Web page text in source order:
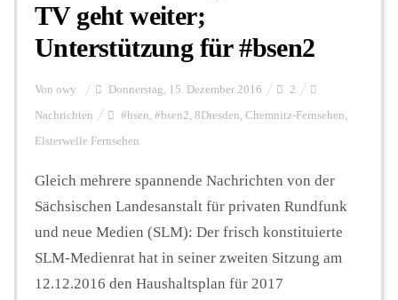
TV geht weiter;
Unterstützung für #bsen2
Von owy Donnerstag, 15. Dezember 2016 2
Nachrichten #bsen, #bsen2, 8Dresden, Chemnitz-Fernsehen,
Elsterwelle Fernsehen
Gleich mehrere spannende Nachrichten von der
Sächsischen Landesanstalt für privaten Rundfunk
und neue Medien (SLM): Der frisch konstituierte
SLM-Medienrat hat in seiner zweiten Sitzung am
12.12.2016 den Haushaltsplan für 2017